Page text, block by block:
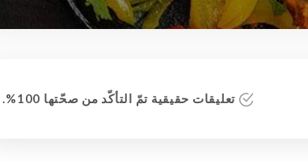
تعليقات حقيقية تمّ التأكّد من صحّتها 100%.